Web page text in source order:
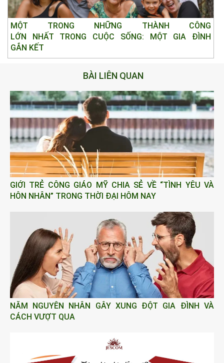
MỘT TRONG NHỮNG THÀNH CÔNG
LỚN NHẤT TRONG CUỘC SỐNG: MỘT GIA ĐÌNH
GẮN KẾT
BÀI LIÊN QUAN
GIỚI TRẺ CÔNG GIÁO MỸ CHIA SẺ VỀ “TÌNH YÊU VÀ
HÔN NHÂN” TRONG THỜI ĐẠI HÔM NAY
NĂM NGUYÊN NHÂN GÂY XUNG ĐỘT GIA ĐÌNH VÀ
CÁCH VƯỢT QUA